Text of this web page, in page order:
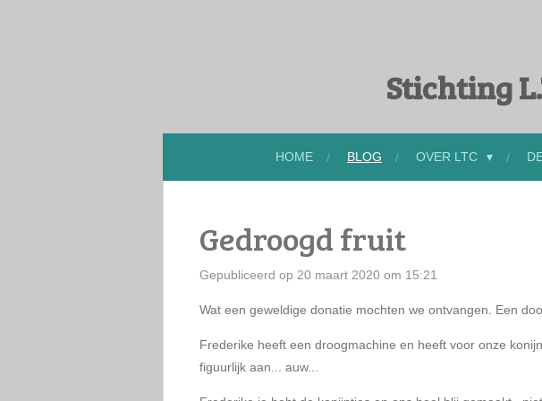
Stichting
HOME BLOG OVER LTC
Gedroogd fruit
Gepubliceerd op 20 maart 2020 om 15:21
Wat een geweldige donatie mochten we ontvangen. Een
Frederike heeft een droogmachine en heeft voor onze
figuurlijk aan... auw...